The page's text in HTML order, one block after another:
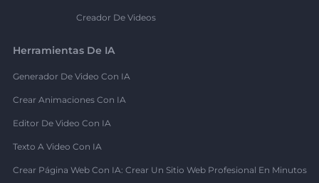
Creador De Videos
Herramientas De IA
Generador De Video Con IA
Crear Animaciones Con IA
Editor De Video Con IA
Texto A Video Con IA
Crear Página Web Con IA: Crear Un Sitio Web Profesional En Minutos